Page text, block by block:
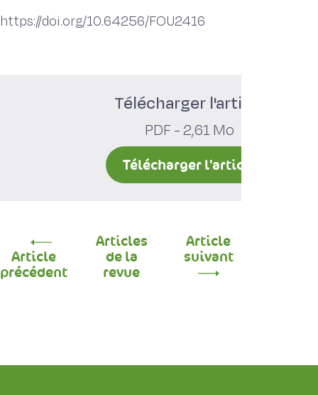
https://doi.org/10.64256/FOU2416
Télécharger l'article
PDF - 2,61 Mo
Télécharger l'article
Article
précédent
Articles
de la
revue
Article
suivant